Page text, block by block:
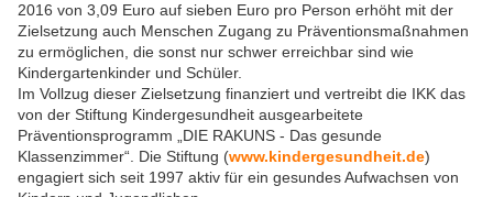
2016 von 3,09 Euro auf sieben Euro pro Person erhöht mit der
Zielsetzung auch Menschen Zugang zu Präventionsmaßnahmen
zu ermöglichen, die sonst nur schwer erreichbar sind wie
Kindergartenkinder und Schüler.
Im Vollzug dieser Zielsetzung finanziert und vertreibt die IKK das
von der Stiftung Kindergesundheit ausgearbeitete
Präventionsprogramm „DIE RAKUNS - Das gesunde
Klassenzimmer“. Die Stiftung (www.kindergesundheit.de)
engagiert sich seit 1997 aktiv für ein gesundes Aufwachsen von